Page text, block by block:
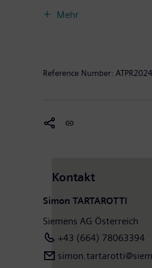
zu erzielen. Das
Milliarden Euro.
Mehr
Reference Number:
Kontakt
Simon TARTAROTTI
Siemens AG Österreich
+43 (664) 78063394